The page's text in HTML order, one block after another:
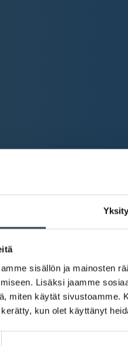
sisällön ja mainosten
Lisäksi jaamme
miten käytät sivustoamme.
kun olet käyttänyt
Et ole kirjautunut